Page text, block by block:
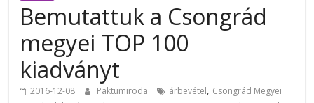
Bemutattuk a Csongrád
megyei TOP 100
kiadványt
2016-12-08 Paktumiroda árbevétel, Csongrád Megyei